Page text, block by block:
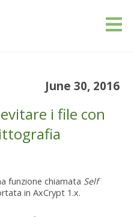
June 30, 2016
i file con
funzione chiamata Self
in AxCrypt 1.x.